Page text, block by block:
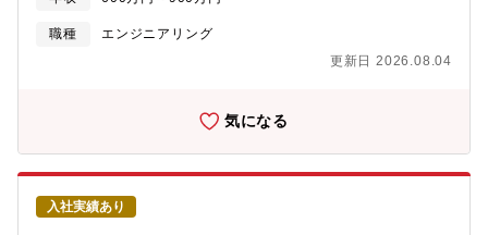
とどまらず、アセットマネジメントや ESG など様々な領域の知?
を深めることができます。≪入社後のキャリアプラン≫入社後は
トの主担当として中心的な役割を担い、リーダーとしてチームを
実績を積み重ねながら、より高いレベルでの活躍を目指していた
理想工場を実現する建設プロジェクトマネジメント工場建設に関
する仕様決定及び各種調整、建設会社との折衝、工事管理業務な
どを通じてQCD アウトプットを最大化し、理想工場を創るマネジ
メント業務を担っていただきます。■工場のCN・コスト・BCPを
化という3つの視点を軸に、工場全体のエネルギー利用に関する中
【働き方】■出張あり（出張頻度・出張先）国内製造事業所（栃木
は担当するプロジェクトにより変動いたします。■部署の平均残業
職種
エンジニアリング
更新日 2026.08.04
気になる
入社実績あり